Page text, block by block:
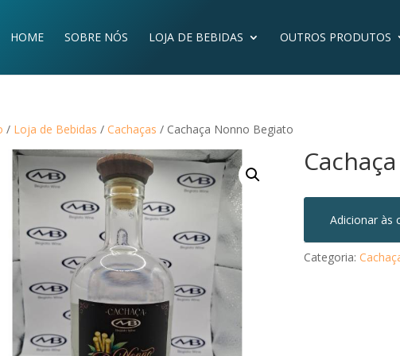
HOME SOBRE NÓS LOJA DE BEBIDAS OUTROS PRODUTOS
/ Loja de Bebidas / Cachaças / Cachaça Nonno Begiato
Adicionar às
Categoria: